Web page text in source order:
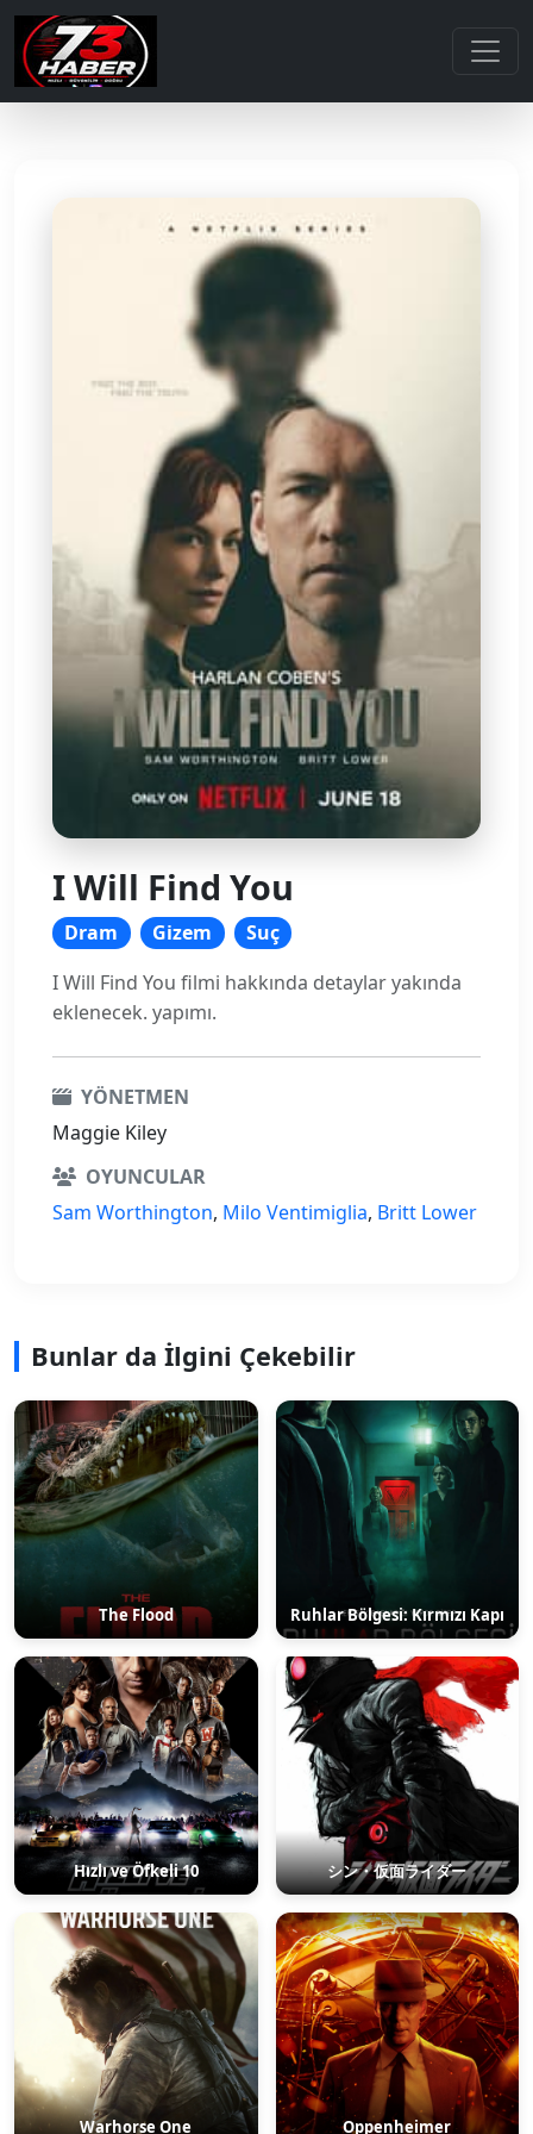
I Will Find You
Dram Gizem
Suç
I Will Find You filmi hakkında detaylar yakında
eklenecek. yapımı.
YÖNETMEN
Maggie Kiley
OYUNCULAR
Sam Worthington, Milo Ventimiglia, Britt Lower
Bunlar da İlgini Çekebilir
The Flood Ruhlar Bölgesi: Kırmızı Kapı
Hızlı ve Öfkeli 10 シン・仮面ライダー
Warhorse One Oppenheimer